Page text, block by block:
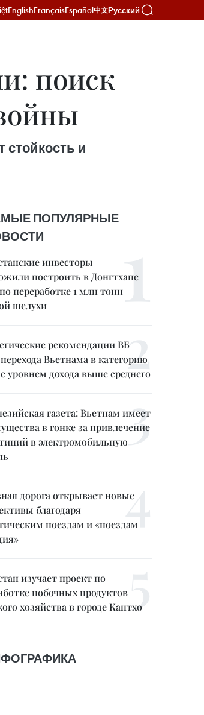
EnglishFrançaisEspañol中文Русский
поиск
и
ПОПУЛЯРНЫЕ
инвесторы
построить в Донгтхапе
переработке 1 млн тонн
шелухи
рекомендации ВБ
Вьетнама в категорию
уровнем дохода выше среднего
газета: Вьетнам имеет
в гонке за привлечение
в электромобильную
дорога открывает новые
благодаря
поездам и «поездам
изучает проект по
побочных продуктов
хозяйства в городе Кантхо